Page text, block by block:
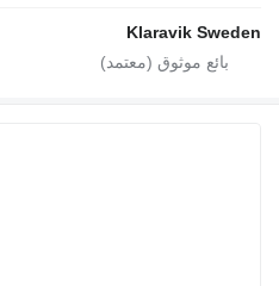
Klaravik Sweden